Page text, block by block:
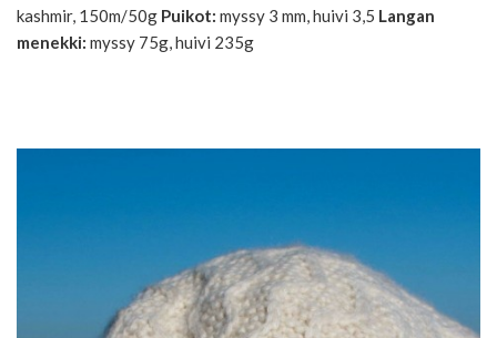
kashmir, 150m/50g Puikot: myssy 3 mm, huivi 3,5 Langan
menekki: myssy 75g, huivi 235g